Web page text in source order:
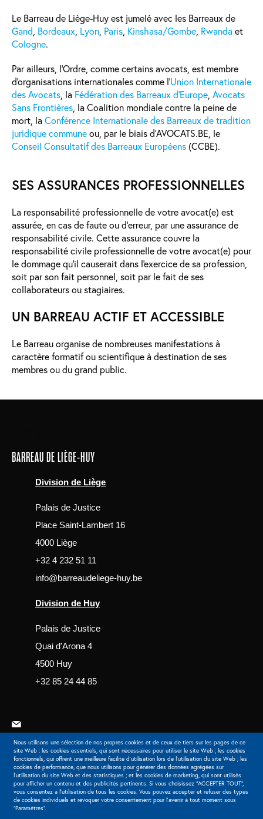
Le Barreau de Liège-Huy est jumelé avec les Barreaux de
Gand Bordeaux Lyon Paris Kinshasa/Gombe Rwandaet
Cologne.
Par ailleurs, l’Ordre, comme certains avocats, est membre
d'organisations internationales comme l'Union Internationale
des Avocats , la Fédération des Barreaux d’Europe Avocats
Sans Frontières , la Coalition mondiale contre la peine de
mort, laConférence Internationale des Barreaux de tradition
juridique communeou, par le biais d'AVOCATS.BE, le
Conseil Consultatif des Barreaux Européens (CCBE).
SES ASSURANCES PROFESSIONNELLES
La responsabilité professionnelle de votre avocat(e) est
assurée, en cas de faute ou d’erreur, par une assurance de
responsabilité civile. Cette assurance couvre la
responsabilité civile professionnelle de votre avocat(e) pour
le dommage qu’il causerait dans l'exercice de sa profession,
soit par son fait personnel, soit par le fait de ses
collaborateurs ou stagiaires.
UN BARREAU ACTIF ET ACCESSIBLE
Le Barreau organise de nombreuses manifestations à
caractère formatif ou scientifique à destination de ses
membres ou du grand public.
navigation
Nous utilisons une sélection de nos propres cookies et de ceux de tiers sur les pages de ce
site Web : les cookies essentiels, qui sont nécessaires pour utiliser le site Web ; les cookies
fonctionnels, qui offrent une meilleure facilité d'utilisation lors de l'utilisation du site Web ; les
cookies de performance, que nous utilisons pour générer des données agrégées sur
l'utilisation du site Web et des statistiques ; et les cookies de marketing, qui sont utilisés
pour afficher un contenu et des publicités pertinents. Si vous choisissez "ACCEPTER TOUT",
vous consentez à l'utilisation de tous les cookies. Vous pouvez accepter et refuser des types
de cookies individuels et révoquer votre consentement pour l'avenir à tout moment sous
"Paramètres".
BARREAU DE LIÈGE-HUY
Division de Liège
Palais de Justice
Place Saint-Lambert 16
4000 Liège
+32 4 232 51 11
info@barreaudeliege-huy.be
Division de Huy
Palais de Justice
Quai d'Arona 4
4500 Huy
+32 85 24 44 85
Extranet